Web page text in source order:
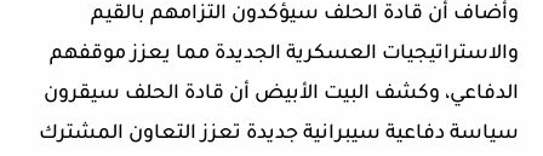
وأضاف أن قادة الحلف سيؤكدون التزامهم بالقيم
والاستراتيجيات العسكرية الجديدة مما يعزز موقفهم
الدفاعي، وكشف البيت الأبيض أن قادة الحلف سيقرون
سياسة دفاعية سيبرانية جديدة تعزز التعاون المشترك